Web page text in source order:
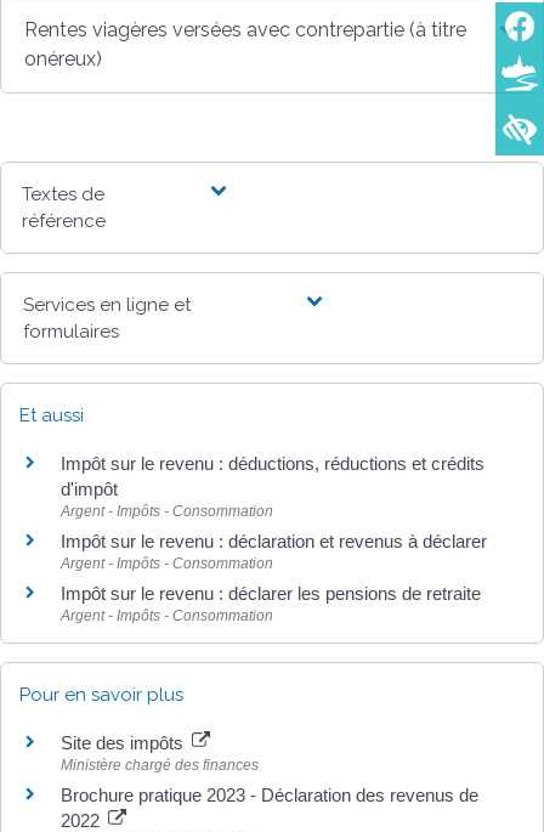
Rentes viagères versées avec contrepartie (à titre
onéreux)
Textes de
référence
Services en ligne et
formulaires
Et aussi
Impôt sur le revenu : déductions, réductions et crédits
d'impôt
Argent - Impôts - Consommation
Impôt sur le revenu : déclaration et revenus à déclarer
Argent - Impôts - Consommation
Impôt sur le revenu : déclarer les pensions de retraite
Argent - Impôts - Consommation
Pour en savoir plus
Site des impôts
Ministère chargé des finances
Brochure pratique 2023 - Déclaration des revenus de
2022